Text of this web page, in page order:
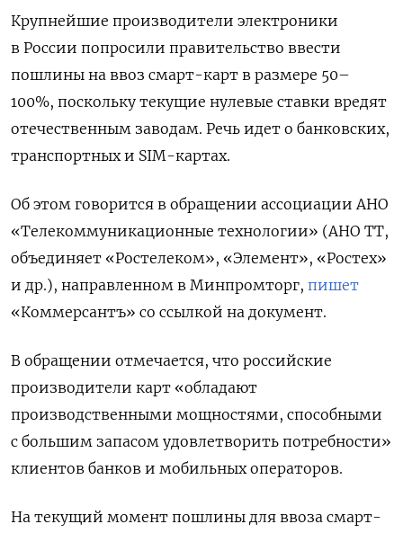
Крупнейшие производители электроники
в России попросили правительство ввести
пошлины на ввоз смарт-карт в размере 50–
100%, поскольку текущие нулевые ставки вредят
отечественным заводам. Речь идет о банковских,
транспортных и SIM-картах.
Об этом говорится в обращении ассоциации АНО
«Телекоммуникационные технологии» (АНО ТТ,
объединяет «Ростелеком», «Элемент», «Ростех»
и др.), направленном в Минпромторг, пишет
«Коммерсантъ» со ссылкой на документ.
В обращении отмечается, что российские
производители карт «обладают
производственными мощностями, способными
с большим запасом удовлетворить потребности»
клиентов банков и мобильных операторов.
На текущий момент пошлины для ввоза смарт-